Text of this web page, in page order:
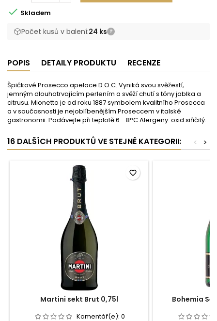
 Skladem
Počet kusů v balení:24 ks ?
POPIS DETAILY PRODUKTU RECENZE
Špičkové Prosecco apelace D.O.C. Vyniká svou svěžestí,
jemným dlouhotrvajícím perlením a svěží chutí s tóny jablka a
citrusu. Mionetto je od roku 1887 symbolem kvalitního Prosecca
a v současnosti je nejoblíbenějším Proseccem v italské
gastronomii. Podávejte při teplotě 6 - 8°C Alergeny: oxid siřičitý.
16 DALŠÍCH PRODUKTŮ VE STEJNÉ KATEGORII: >
<
Martini sekt Brut 0,75l
Komentář(e): 0
favorite_border
Bohemia